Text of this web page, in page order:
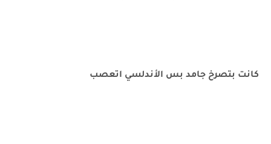
كانت بتصرخ جامد بس الأندلسي اتعصب